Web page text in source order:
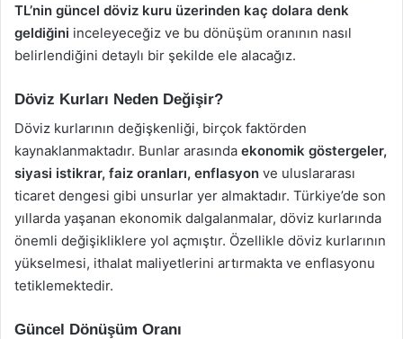
TL’nin güncel döviz kuru üzerinden kaç dolara denk
geldiğini inceleyeceğiz ve bu dönüşüm oranının nasıl
belirlendiğini detaylı bir şekilde ele alacağız.
Döviz Kurları Neden Değişir?
Döviz kurlarının değişkenliği, birçok faktörden
kaynaklanmaktadır. Bunlar arasında ekonomik göstergeler,
siyasi istikrar, faiz oranları, enflasyon ve uluslararası
ticaret dengesi gibi unsurlar yer almaktadır. Türkiye’de son
yıllarda yaşanan ekonomik dalgalanmalar, döviz kurlarında
önemli değişikliklere yol açmıştır. Özellikle döviz kurlarının
yükselmesi, ithalat maliyetlerini artırmakta ve enflasyonu
tetiklemektedir.
Güncel Dönüşüm Oranı